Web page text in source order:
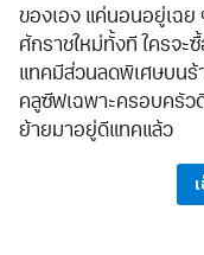
ของเอง แค่นอนอยู่เฉ
ศักราชใหม่ทั้งที ใครจ
แทคมีส่วนลดพิเศษบนร้
คลูซีฟเฉพาะครอบครัว
ย้ายมาอยู่ดีแทคแล้ว